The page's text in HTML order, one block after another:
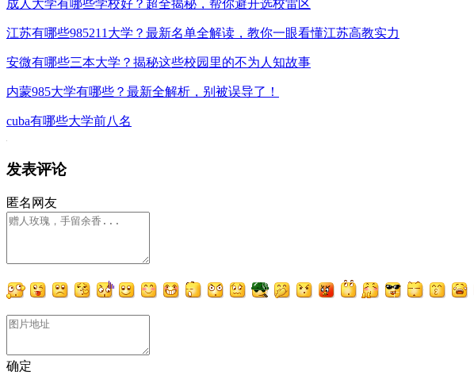
成人大学有哪些学校好？超全揭秘，帮你避开选校雷区
江苏有哪些985211大学？最新名单全解读，教你一眼看懂江苏高教实力
安微有哪些三本大学？揭秘这些校园里的不为人知故事
内蒙985大学有哪些？最新全解析，别被误导了！
cuba有哪些大学前八名
发表评论
匿名网友
确定